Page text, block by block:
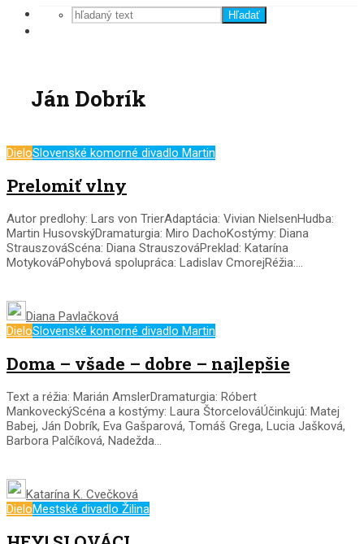
Hľadať
Ján Dobrík
DieloSlovenské komorné divadlo Martin
Prelomiť vlny
Autor predlohy: Lars von TrierAdaptácia: Vivian NielsenHudba:
Martin HusovskýDramaturgia: Miro DachoKostýmy: Diana
StrauszováScéna: Diana StrauszováPreklad: Katarína
MotykováPohybová spolupráca: Ladislav CmorejRéžia:...
Diana Pavlačková
DieloSlovenské komorné divadlo Martin
Doma – všade – dobre – najlepšie
Text a réžia: Marián AmslerDramaturgia: Róbert
MankoveckýScéna a kostýmy: Laura ŠtorcelováÚčinkujú: Matej
Babej, Ján Dobrík, Eva Gašparová, Tomáš Grega, Lucia Jašková,
Barbora Palčíková, Nadežda...
Katarína K. Cvečková
DieloMestské divadlo Žilina